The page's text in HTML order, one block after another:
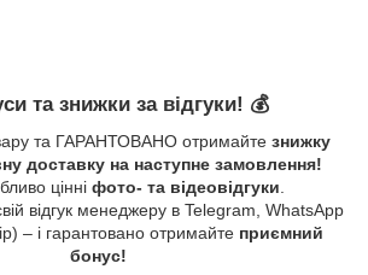
та знижки за відгуки! 💰
та ГАРАНТОВАНО отримайте знижку
доставку на наступне замовлення!
цінні фото- та відеовідгуки.
відгук менеджеру в Telegram, WhatsApp
– і гарантовано отримайте приємний
бонус!